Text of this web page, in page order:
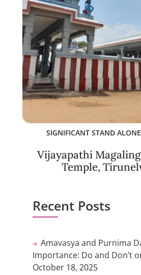
SIGNIFICANT STAND
Vijayapathi
Temple,
Recent Posts
Amavasya and Purnima
Importance: Do and Don’t
October 18, 2025